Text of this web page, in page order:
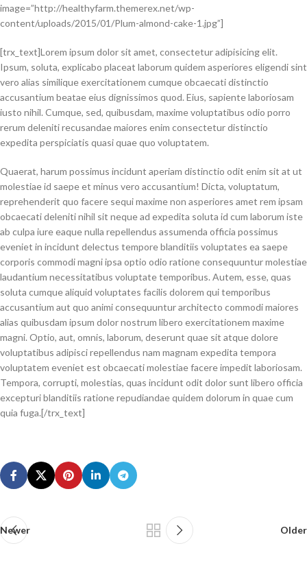
image=”http://healthyfarm.themerex.net/wp-
content/uploads/2015/01/Plum-almond-cake-1.jpg”]
[trx_text]Lorem ipsum dolor sit amet, consectetur adipisicing elit.
Ipsum, soluta, explicabo placeat laborum quidem asperiores eligendi sint
vero alias similique exercitationem cumque obcaecati distinctio
accusantium beatae eius dignissimos quod. Eius, sapiente laboriosam
iusto nihil. Cumque, sed, quibusdam, maxime voluptatibus odio porro
rerum deleniti recusandae maiores enim consectetur distinctio
expedita perspiciatis quasi quae quo voluptatem.
Quaerat, harum possimus incidunt aperiam distinctio odit enim sit at ut
molestiae id saepe et minus vero accusantium! Dicta, voluptatum,
reprehenderit quo facere sequi maxime non asperiores amet rem ipsam
obcaecati deleniti nihil sit neque ad expedita soluta id cum laborum iste
ab culpa iure eaque nulla repellendus assumenda officia possimus
eveniet in incidunt delectus tempore blanditiis voluptates ea saepe
corporis commodi magni ipsa optio odio ratione consequuntur molestiae
laudantium necessitatibus voluptate temporibus. Autem, esse, quas
soluta cumque aliquid voluptates facilis dolorem qui temporibus
accusantium aut quo animi consequuntur architecto commodi maiores
alias quibusdam ipsum dolor nostrum libero exercitationem maxime
magni. Optio, aut, omnis, laborum, deserunt quae sit atque dolore
voluptatibus adipisci repellendus nam magnam expedita tempora
voluptatem eveniet est obcaecati molestiae facere impedit laboriosam.
Tempora, corrupti, molestias, quas incidunt odit dolor sunt libero officia
excepturi blanditiis ratione repudiandae quidem dolorum in quae cum
quia fuga.[/trx_text]
Newer Older